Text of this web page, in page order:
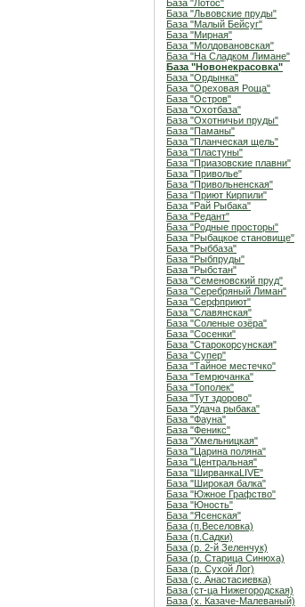
База "Лотос"
База "Львовские пруды"
База "Малый Бейсуг"
База "Мирная"
База "Молдовановская"
База "На Сладком Лимане"
База "Новонекрасовка"
База "Ордынка"
База "Ореховая Роща"
База "Остров"
База "Охотбаза"
База "Охотничьи пруды"
База "Паманы"
База "Планческая щель"
База "Пластуны"
База "Приазовские плавни"
База "Приволье"
База "Привольненская"
База "Приют Кирпили"
База "Рай Рыбака"
База "Редант"
База "Родные просторы"
База "Рыбацкое становище"
База "Рыббаза"
База "Рыбпруды"
База "Рыбстан"
База "Семеновский пруд"
База "Серебряный Лиман"
База "Серфприют"
База "Славянская"
База "Соленые озёра"
База "Сосенки"
База "Старокорсунская"
База "Супер"
База "Тайное местечко"
База "Темрючанка"
База "Тополек"
База "Тут здорово"
База "Удача рыбака"
База "Фауна"
База "Феникс"
База "Хмельницкая"
База "Царина поляна"
База "Центральная"
База "ШирванкаLIVE"
База "Широкая балка"
База "Южное Графство"
База "Юность"
База "Ясенская"
База (п.Веселовка)
База (п.Садки)
База (р. 2-й Зеленчук)
База (р. Старица Синюха)
База (р. Сухой Лог)
База (с. Анастасиевка)
База (ст-ца Нижегородская)
База (х. Казаче-Малеваный)